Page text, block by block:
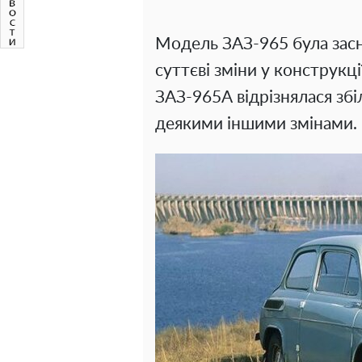
Модель ЗАЗ-965 була
суттєві зміни у
ЗАЗ-965А відрізнялася
деякими іншими змінами.